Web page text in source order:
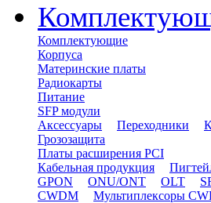
Комплектующие
Корпуса
Материнские платы
Радиокарты
Питание
SFP модули
Аксессуары
Переходники
Грозозащита
Платы расширения PCI
Кабельная продукция
GPON
ONU/ONT OLT
CWDM
Мультиплексоры